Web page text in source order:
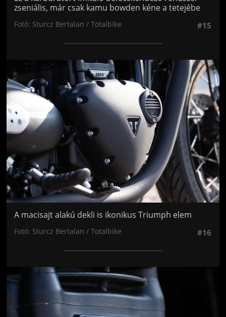
zseniális, már csak kamu bowden kéne a tetejébe
Fotó: Sturcz Bertalan / Totalbike #15
Jön még kép!
A macisajt alakú dekli is ikonikus Triumph elem
Fotó: Sturcz Bertalan / Totalbike #16
Jön még kép!